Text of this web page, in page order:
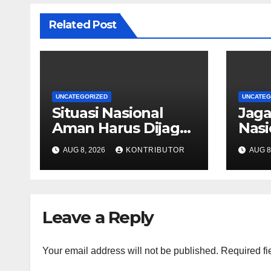
Related Post
UNCATEGORIZED
Situasi Nasional
Aman Harus Dijaga
dari Provokasi
Jelang HUT ke-81 RI
AUG 8, 2026 KONTRIBUTOR AUG
Leave a Reply
Your email address will not be published. Required